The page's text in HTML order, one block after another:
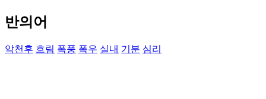
반의어
악천후 흐림 폭풍 폭우 실내 기분 심리